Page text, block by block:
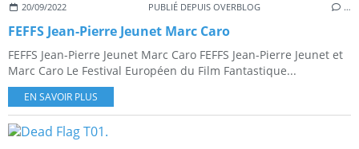
20/09/2022 PUBLIÉ DEPUIS OVERBLOG …
FEFFS Jean-Pierre Jeunet Marc Caro
FEFFS Jean-Pierre Jeunet Marc Caro FEFFS Jean-Pierre Jeunet et
Marc Caro Le Festival Européen du Film Fantastique...
EN SAVOIR PLUS